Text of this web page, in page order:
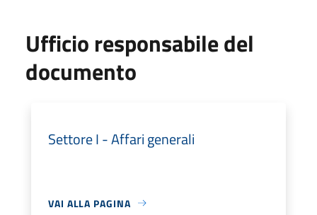
Ufficio responsabile del
documento
Settore I - Affari generali
VAI ALLA PAGINA